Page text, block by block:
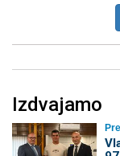
Izdvajamo